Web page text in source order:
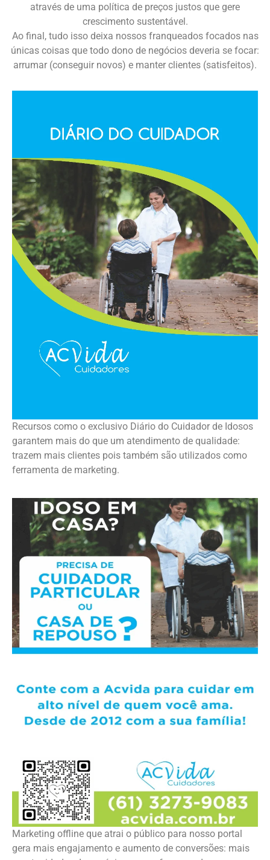
através de uma política de preços justos que gere
crescimento sustentável.
Ao final, tudo isso deixa nossos franqueados focados nas
únicas coisas que todo dono de negócios deveria se focar:
arrumar (conseguir novos) e manter clientes (satisfeitos).
Recursos como o exclusivo Diário do Cuidador de Idosos
garantem mais do que um atendimento de qualidade:
trazem mais clientes pois também são utilizados como
ferramenta de marketing.
Marketing offline que atrai o público para nosso portal
gera mais engajamento e aumento de conversões: mais